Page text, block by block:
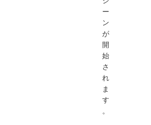
ー
ン
が
開
始
さ
れ
ま
す
。